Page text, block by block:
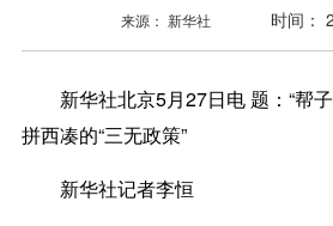
来源： 新华社 时间：
新华社北京5月27日电 题：“帮子
拼西凑的“三无政策”
新华社记者李恒